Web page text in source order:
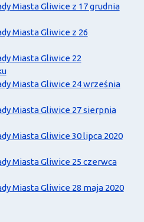
Miasta Gliwice z 17 grudnia
Miasta Gliwice z 26
Miasta Gliwice 22
Miasta Gliwice 24 września
Miasta Gliwice 27 sierpnia
Miasta Gliwice 30 lipca 2020
Miasta Gliwice 25 czerwca
Miasta Gliwice 28 maja 2020